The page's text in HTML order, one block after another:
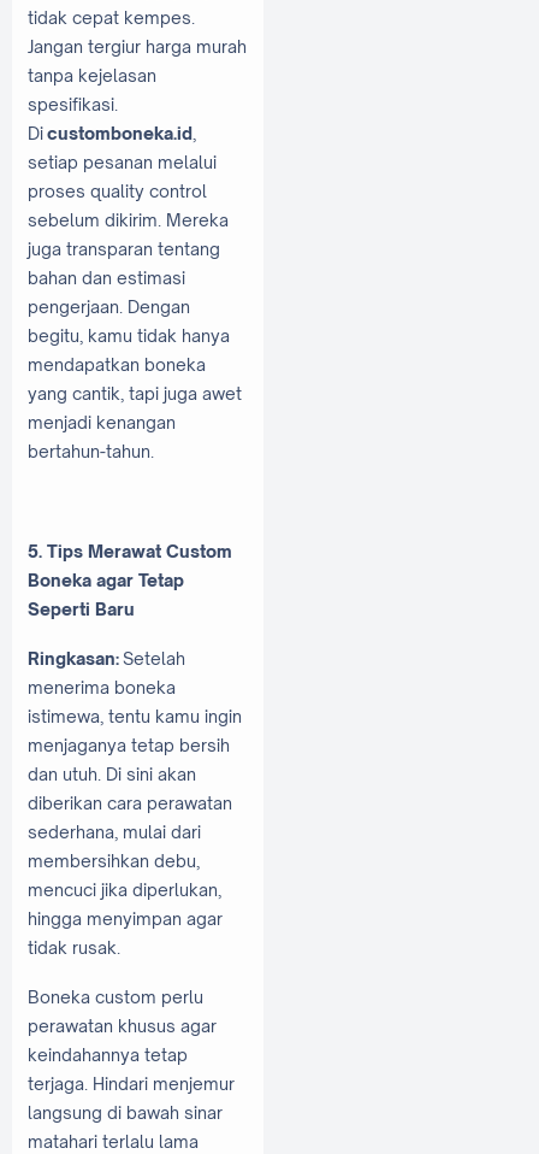
tidak cepat kempes.
Jangan tergiur harga murah
tanpa kejelasan
spesifikasi.
Dicustomboneka.id
setiap pesanan melalui
proses quality control
sebelum dikirim. Mereka
juga transparan tentang
bahan dan estimasi
pengerjaan. Dengan
begitu, kamu tidak hanya
mendapatkan boneka
yang cantik, tapi juga awet
menjadi kenangan
bertahun-tahun.
5. Tips Merawat Custom
Boneka agar Tetap
Seperti Baru
Ringkasan:Setelah
menerima boneka
istimewa, tentu kamu ingin
menjaganya tetap bersih
dan utuh. Di sini akan
diberikan cara perawatan
sederhana, mulai dari
membersihkan debu,
mencuci jika diperlukan,
hingga menyimpan agar
tidak rusak.
Boneka custom perlu
perawatan khusus agar
keindahannya tetap
terjaga. Hindari menjemur
langsung di bawah sinar
matahari terlalu lama